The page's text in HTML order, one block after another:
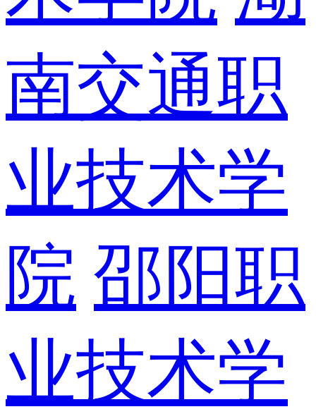
南交通职
业技术学
院 邵阳职
业技术学